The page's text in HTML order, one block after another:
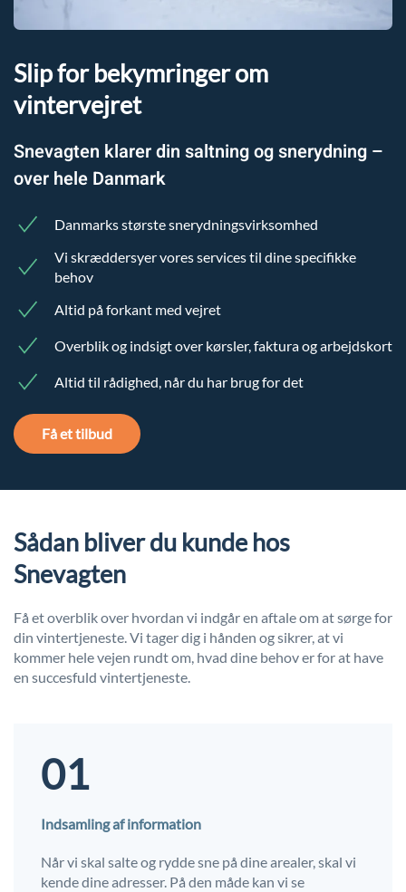
Slip for bekymringer om
vintervejret
Snevagten klarer din saltning og snerydning –
over hele Danmark
Danmarks største snerydningsvirksomhed
Vi skræddersyer vores services til dine specifikke
behov
Altid på forkant med vejret
Overblik og indsigt over kørsler, faktura og arbejdskort
Altid til rådighed, når du har brug for det
Få et tilbud
Sådan bliver du kunde hos
Snevagten
Få et overblik over hvordan vi indgår en aftale om at sørge for
din vintertjeneste. Vi tager dig i hånden og sikrer, at vi
kommer hele vejen rundt om, hvad dine behov er for at have
en succesfuld vintertjeneste.
01
Indsamling af information
Når vi skal salte og rydde sne på dine arealer, skal vi
kende dine adresser. På den måde kan vi se